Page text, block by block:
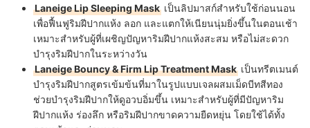
Laneige Lip Sleeping Mask เป็นลิปมาสก์สำหรับใช้ก่อนนอน
เพื่อฟื้นฟูริมฝีปากแห้ง ลอก และแตกให้เนียนนุ่มยิ่งขึ้นในตอนเช้า
เหมาะสำหรับผู้ที่เผชิญปัญหาริมฝีปากแห้งสะสม หรือไม่สะดวก
บำรุงริมฝีปากในระหว่างวัน
Laneige Bouncy & Firm Lip Treatment Mask เป็นทรีตเมนต์
บำรุงริมฝีปากสูตรเข้มข้นที่มาในรูปแบบเจลผสมเม็ดบีทสีทอง
ช่วยบำรุงริมฝีปากให้ดูอวบอิ่มขึ้น เหมาะสำหรับผู้ที่มีปัญหาริม
ฝีปากแห้ง ร่องลึก หรือริมฝีปากขาดความยืดหยุ่น โดยใช้ได้ทั้ง